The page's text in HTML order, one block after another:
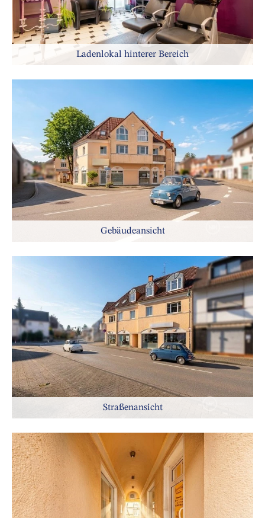
Ladenlokal hinterer Bereich
Gebäudeansicht
Straßenansicht